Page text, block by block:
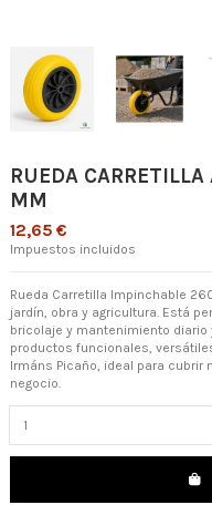
RUEDA
MM
12,65 €
Impuestos incluidos
Rueda Carretilla Impinchable
jardín, obra y agricultura. Está
bricolaje y mantenimiento
productos funcionales,
Irmáns Picaño, ideal para cubrir
negocio.